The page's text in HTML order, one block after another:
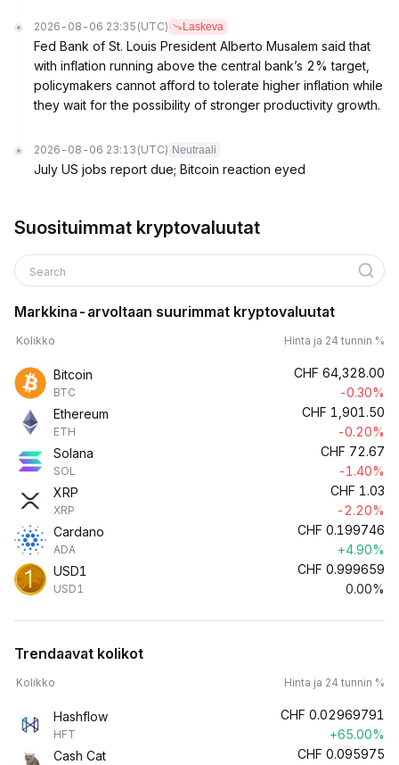
2026-08-06 23:35 (UTC) Laskeva
Fed Bank of St. Louis President Alberto Musalem said that
with inflation running above the central bank’s 2% target,
policymakers cannot afford to tolerate higher inflation while
they wait for the possibility of stronger productivity growth.
2026-08-06 23:13 (UTC) Neutraali
July US jobs report due; Bitcoin reaction eyed
Suosituimmat kryptovaluutat
Search
Markkina-arvoltaan suurimmat kryptovaluutat
Kolikko Hinta ja 24 tunnin %
Bitcoin
BTC
CHF 64,328.00
-0.30%
Ethereum
ETH
CHF 1,901.50
-0.20%
Solana
SOL
CHF 72.67
-1.40%
XRP
XRP
CHF 1.03
-2.20%
Cardano
ADA
CHF 0.199746
+4.90%
USD1
USD1
CHF 0.999659
0.00%
Trendaavat kolikot
Kolikko Hinta ja 24 tunnin %
Hashflow
HFT
CHF 0.02969791
+65.00%
Cash Cat
CHF 0.095975